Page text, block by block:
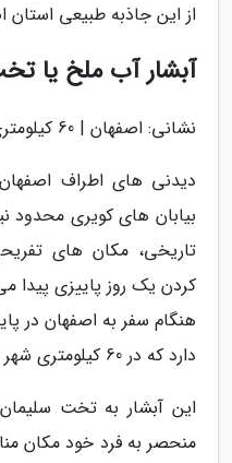
از این جاذبه طبیعی
آبشار آب ملخ یا
نشانی: اصفهان | 60 کیلومتری شهر سمیرم |روستای آب ملخ
دیدنی های اطراف
بیابان های کویری محدود
تاریخی، مکان های
کردن یک روز پاییزی پیدا
هنگام سفر به اصفهان در
دارد که در 60 کیلومتری شهر سمیرم واقع شده است.
این آبشار به تخت
منحصر به فرد خود مکان